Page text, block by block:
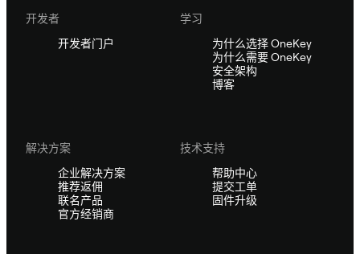
开发者
开发者门户
学习
为什么选择 OneKey
为什么需要 OneKey
安全架构
博客
解决方案
企业解决方案
推荐返佣
联名产品
官方经销商
技术支持
帮助中心
提交工单
固件升级